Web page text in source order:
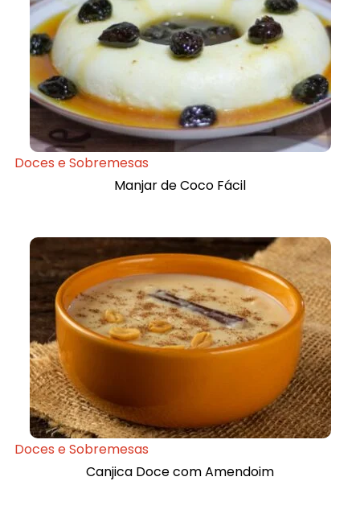
Doces e Sobremesas
Manjar de Coco Fácil
Doces e Sobremesas
Canjica Doce com Amendoim